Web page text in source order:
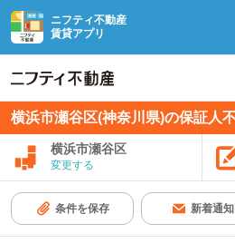
ニフティ不動産
賃貸アプリ
横浜市瀬谷区(神奈川県)の保証人
横浜市瀬谷区
変更する
条件を保存 新着通知